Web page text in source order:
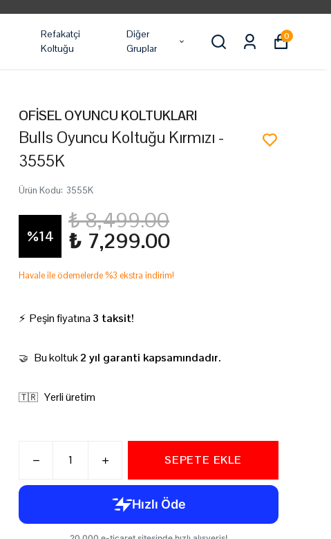
Refakatçi
Koltuğu
Diğer
Gruplar
0
OFİSEL OYUNCU KOLTUKLARI
Bulls Oyuncu Koltuğu Kırmızı -
3555K
Ürün Kodu: 3555K
%14
₺ 8,499.00
₺ 7,299.00
Havale ile ödemelerde %3 ekstra indirim!
⚡ Peşin fiyatına 3 taksit!
🤝 Bu koltuk2 yıl garanti kapsamındadır.
🇹🇷 Yerli üretim
SEPETE EKLE